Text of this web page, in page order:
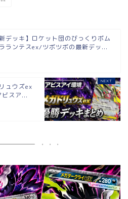
新デッキ】ロケット団のびっくりボム
ランテスex/ツボツボの最新デッ...
ュウズex
スア...